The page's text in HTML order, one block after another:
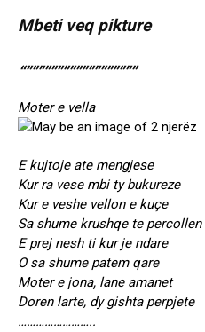
Mbeti veq pikture
“””””””””””””””””””
Moter e vella
E kujtoje ate mengjese
Kur ra vese mbi ty bukureze
Kur e veshe vellon e kuçe
Sa shume krushqe te percollen
E prej nesh ti kur je ndare
O sa shume patem qare
Moter e jona, lane amanet
Doren larte, dy gishta perpjete
……………………..